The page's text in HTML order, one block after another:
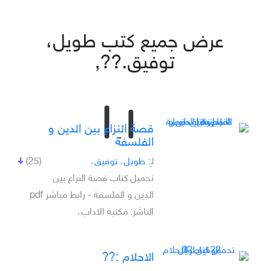
عرض جميع كتب طويل،
توفيق.??,
قصة النزاع بين الدين و
الفلسفة
(25) لـِ: طويل، توفيق،
تحميل كتاب قصة النزاع بين
الدين و الفلسفة - رابط مباشر pdf
الناشر: مكتبة الاداب،
الاحلام :??